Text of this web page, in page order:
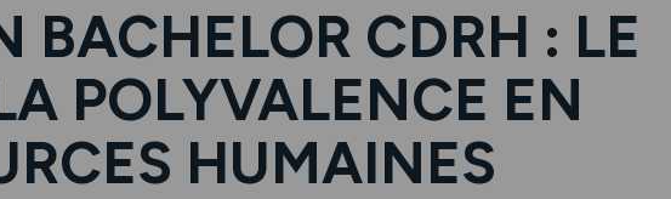
BACHELOR CDRH : LE
POLYVALENCE EN
HUMAINES